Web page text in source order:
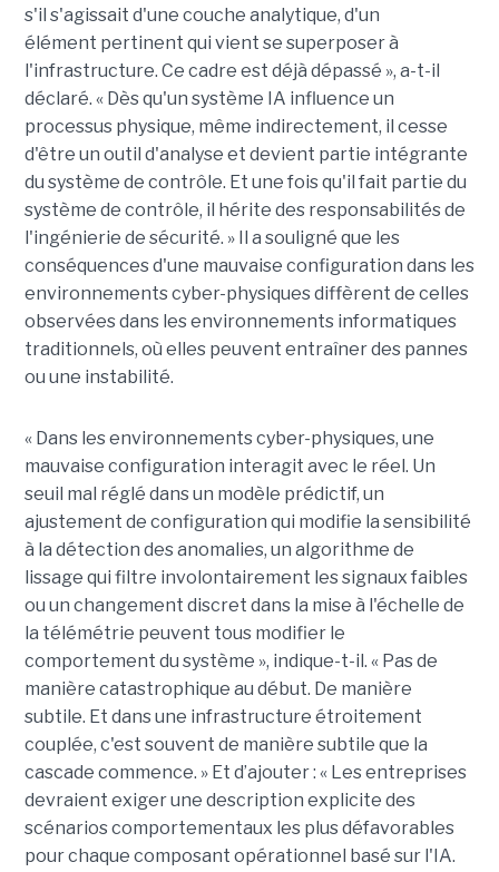
s'il s'agissait d'une couche analytique, d'un
élément pertinent qui vient se superposer à
l'infrastructure. Ce cadre est déjà dépassé », a-t-il
déclaré. « Dès qu'un système IA influence un
processus physique, même indirectement, il cesse
d'être un outil d'analyse et devient partie intégrante
du système de contrôle. Et une fois qu'il fait partie du
système de contrôle, il hérite des responsabilités de
l'ingénierie de sécurité. » Il a souligné que les
conséquences d'une mauvaise configuration dans les
environnementscyber-physiques diffèrent de celles
observées dans les environnements informatiques
traditionnels, où elles peuvent entraîner des pannes
ou une instabilité.
« Dans les environnements cyber-physiques, une
mauvaise configuration interagit avec le réel. Un
seuil mal réglé dans un modèle prédictif, un
ajustement de configuration qui modifie la sensibilité
à la détection des anomalies, un algorithme de
lissage qui filtre involontairement les signaux faibles
ou un changement discret dans la mise à l'échelle de
la télémétrie peuvent tous modifier le
comportement du système », indique-t-il . « Pas de
manière catastrophique au début. De manière
subtile. Et dans une infrastructure étroitement
couplée, c'est souvent de manière subtile que la
cascade commence. » Et d’ajouter: « Lesentreprises
devraient exiger une description explicite des
scénarios comportementaux les plus défavorables
pour chaque composant opérationnel basé sur l'IA.